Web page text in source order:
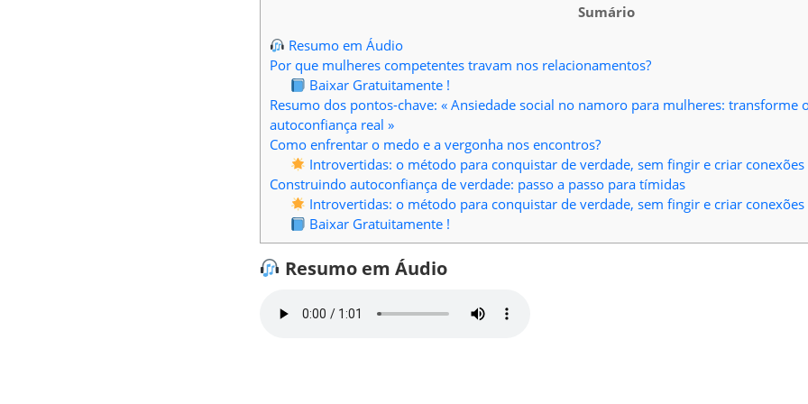
Sumário
Resumo em Áudio
Por que mulheres competentes travam nos relacionamentos?
Baixar Gratuitamente !
Resumo dos pontos-chave: « Ansiedade social no namoro para mulheres: transforme
autoconfiança real »
Como enfrentar o medo e a vergonha nos encontros?
Introvertidas: o método para conquistar de verdade, sem fingir e criar conexões
Construindo autoconfiança de verdade: passo a passo para tímidas
Introvertidas: o método para conquistar de verdade, sem fingir e criar conexões
Baixar Gratuitamente !
Resumo em Áudio